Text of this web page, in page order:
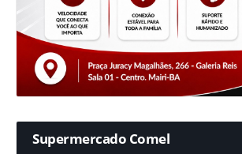
Supermercado Comel